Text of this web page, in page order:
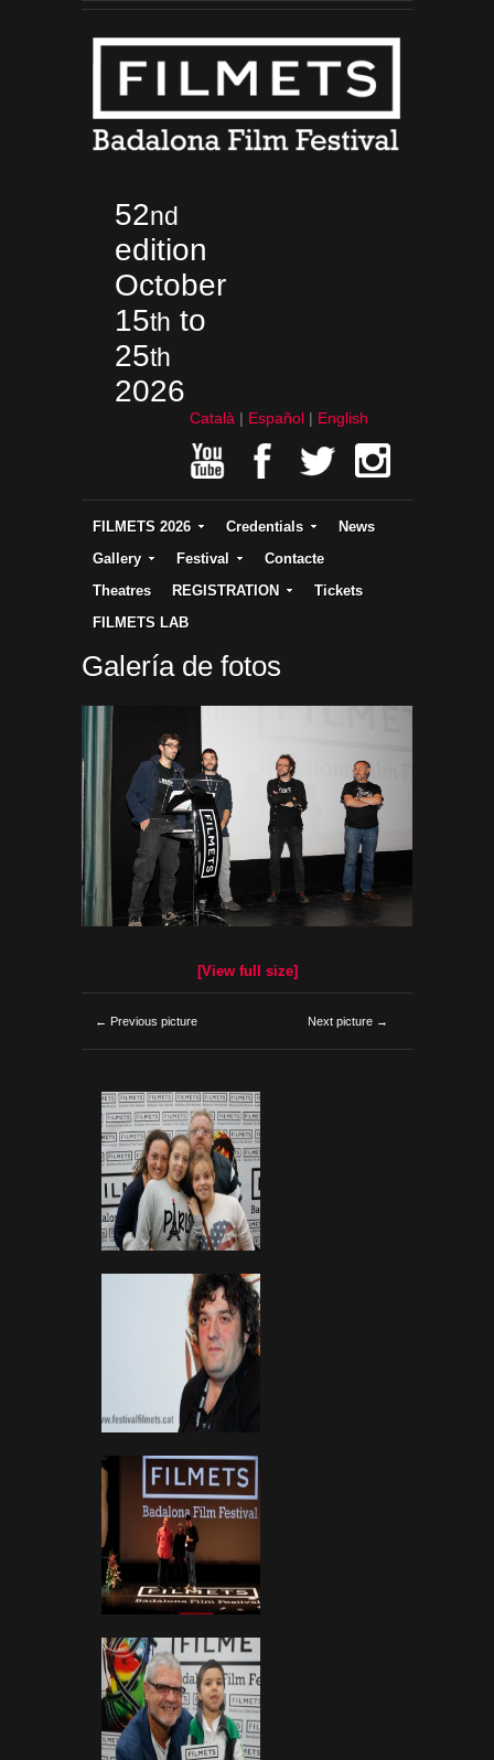
52nd
edition
October
15th to
25th
2026
Català Español English
FILMETS 2026 Credentials
News
Gallery
Festival
Contacte
Theatres
REGISTRATION
Tickets
FILMETS LAB
Galería de fotos
[View full size]
← Previous picture Next picture →